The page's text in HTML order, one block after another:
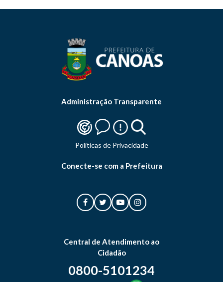
Administração Transparente
Politicas de Privacidade
Conecte-se com a Prefeitura
Central de Atendimento ao
Cidadão
0800-5101234